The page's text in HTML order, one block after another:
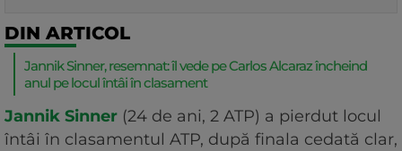
DIN ARTICOL
Jannik Sinner, resemnat: îl vede pe Carlos Alcaraz încheind
anul pe locul întâi în clasament
Jannik Sinner (24 de ani, 2 ATP) a pierdut locul
întâi în clasamentul ATP, după finala cedată clar,